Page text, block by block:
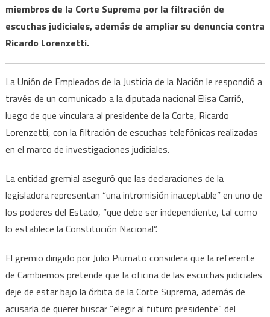
miembros de la Corte Suprema por la filtración de
escuchas judiciales, además de ampliar su denuncia contra
Ricardo Lorenzetti.
La Unión de Empleados de la Justicia de la Nación le respondió a
través de un comunicado a la diputada nacional Elisa Carrió,
luego de que vinculara al presidente de la Corte, Ricardo
Lorenzetti, con la filtración de escuchas telefónicas realizadas
en el marco de investigaciones judiciales.
La entidad gremial aseguró que las declaraciones de la
legisladora representan “una intromisión inaceptable” en uno de
los poderes del Estado, “que debe ser independiente, tal como
lo establece la Constitución Nacional”.
El gremio dirigido por Julio Piumato considera que la referente
de Cambiemos pretende que la oficina de las escuchas judiciales
deje de estar bajo la órbita de la Corte Suprema, además de
acusarla de querer buscar “elegir al futuro presidente” del